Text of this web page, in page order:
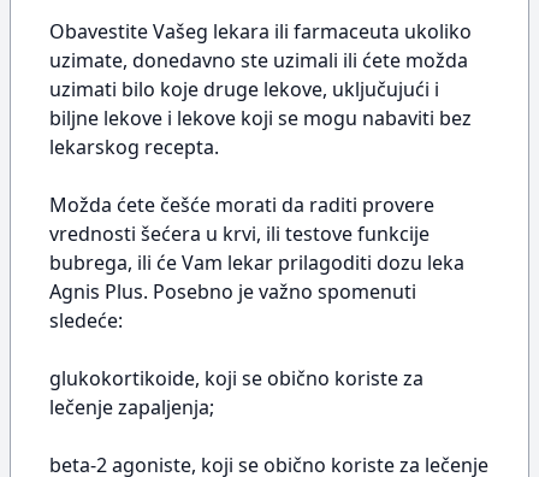
Obavestite Vašeg lekara ili farmaceuta ukoliko
uzimate, donedavno ste uzimali ili ćete možda
uzimati bilo koje druge lekove, uključujući i
biljne lekove i lekove koji se mogu nabaviti bez
lekarskog recepta.
Možda ćete češće morati da raditi provere
vrednosti šećera u krvi, ili testove funkcije
bubrega, ili će Vam lekar prilagoditi dozu leka
Agnis Plus. Posebno je važno spomenuti
sledeće:
glukokortikoide, koji se obično koriste za
lečenje zapaljenja;
beta-2 agoniste, koji se obično koriste za lečenje